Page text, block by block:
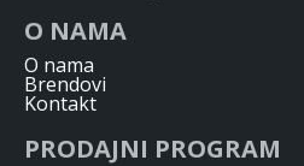
O NAMA
O nama
Brendovi
Kontakt
PRODAJNI PROGRAM